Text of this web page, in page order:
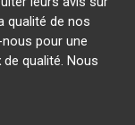
qualité de nos
pour une
de qualité. Nous